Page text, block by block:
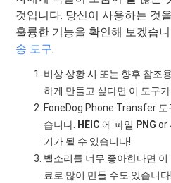
것입니다. 당신이 사용하는 것
훌륭한 기능을 확인해 보겠습
송 도구.
비상 상황 시 또는 향후 참조
하게 만들고 싶다면 이 도구
FoneDog Phone Transfer
습니다. HEIC에 파일 PNG or
기가 될 수 있습니다!
벨소리를 너무 좋아한다면
료로 많이 만들 수도 있습니다!